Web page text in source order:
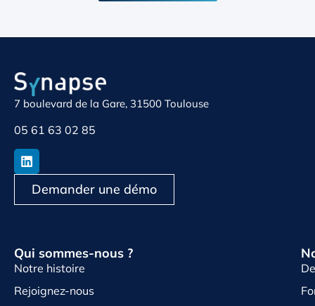
7 boulevard de la Gare, 31500 Toulouse
05 61 63 02 85
Demander une démo
Qui sommes-nous ?
Notre histoire
Rejoignez-nous